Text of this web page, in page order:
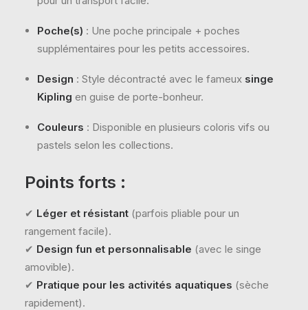
Poche(s) : Une poche principale + poches
supplémentaires pour les petits accessoires.
Design : Style décontracté avec le fameux singe
Kipling en guise de porte-bonheur.
Couleurs : Disponible en plusieurs coloris vifs ou
pastels selon les collections.
Points forts :
✔ Léger et résistant (parfois pliable pour un
rangement facile).
✔ Design fun et personnalisable (avec le singe
amovible).
✔ Pratique pour les activités aquatiques (sèche
rapidement).